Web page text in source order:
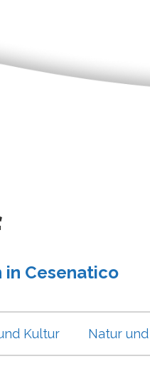
Cesenatico
Kultur Natur